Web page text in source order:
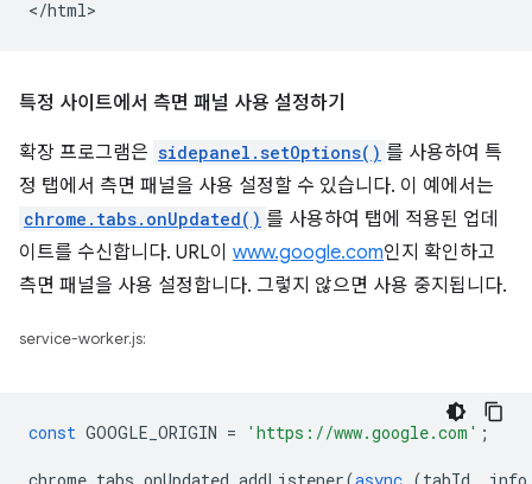
특정 사이트에서 측면 패널 사용 설정하기
확장 프로그램은 sidepanel.setOptions() 를 사용하여 특
정 탭에서 측면 패널을 사용 설정할 수 있습니다. 이 예에서는
chrome.tabs.onUpdated() 를 사용하여 탭에 적용된 업데
이트를 수신합니다. URL이 www.google.com인지 확인하고
측면 패널을 사용 설정합니다. 그렇지 않으면 사용 중지됩니다.
service-worker.js:
const GOOGLE_ORIGIN = 'https://www.google.com' ;